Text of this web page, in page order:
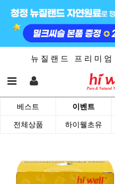
뉴 질 랜 드 프 리 미
베스트 이벤트
전체상품 하이웰초유